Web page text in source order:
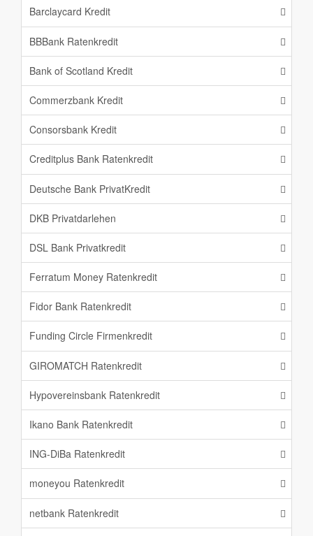
Barclaycard Kredit
BBBank Ratenkredit
Bank of Scotland Kredit
Commerzbank Kredit
Consorsbank Kredit
Creditplus Bank Ratenkredit
Deutsche Bank PrivatKredit
DKB Privatdarlehen
DSL Bank Privatkredit
Ferratum Money Ratenkredit
Fidor Bank Ratenkredit
Funding Circle Firmenkredit
GIROMATCH Ratenkredit
Hypovereinsbank Ratenkredit
Ikano Bank Ratenkredit
ING-DiBa Ratenkredit
moneyou Ratenkredit
netbank Ratenkredit